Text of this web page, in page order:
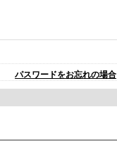
パスワードをお忘れの場合